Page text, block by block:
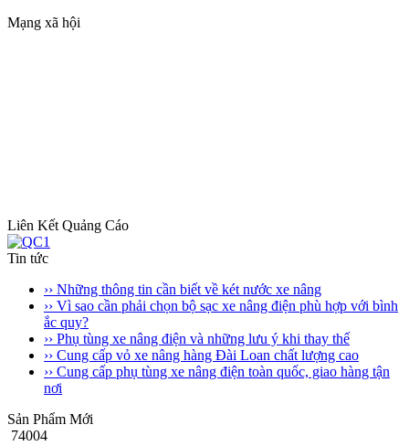
Mạng xã hội
Liên Kết Quảng Cáo
Tin tức
›› Những thông tin cần biết về két nước xe nâng
›› Vì sao cần phải chọn bộ sạc xe nâng điện phù hợp với bình
ắc quy?
›› Phụ tùng xe nâng điện và những lưu ý khi thay thế
›› Cung cấp vỏ xe nâng hàng Đài Loan chất lượng cao
›› Cung cấp phụ tùng xe nâng điện toàn quốc, giao hàng tận
nơi
Sản Phẩm Mới
74004